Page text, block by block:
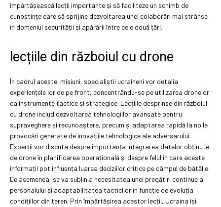
împărtășească lecții importante și să faciliteze un schimb de
cunoștințe care să sprijine dezvoltarea unei colaborări mai strânse
în domeniul securității și apărării între cele două țări.
lecțiile din războiul cu drone
În cadrul acestei misiuni, specialiștii ucraineni vor detalia
experiențele lor de pe front, concentrându-se pe utilizarea dronelor
ca instrumente tactice și strategice. Lecțiile desprinse din războiul
cu drone includ dezvoltarea tehnologiilor avansate pentru
supraveghere și recunoaștere, precum și adaptarea rapidă la noile
provocări generate de inovațiile tehnologice ale adversarului.
Experții vor discuta despre importanța integrarea datelor obținute
de drone în planificarea operațională și despre felul în care aceste
informații pot influența luarea deciziilor critice pe câmpul de bătălie.
De asemenea, se va sublinia necesitatea unei pregătiri continue a
personalului și adaptabilitatea tacticilor în funcție de evoluția
condițiilor din teren. Prin împărtășirea acestor lecții, Ucraina își